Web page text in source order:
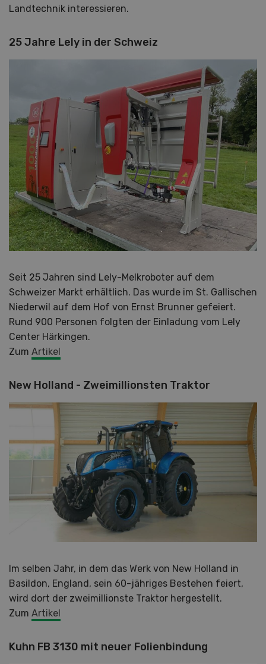
Landtechnik interessieren.
25 Jahre Lely in der Schweiz
Seit 25 Jahren sind Lely-Melkroboter auf dem
Schweizer Markt erhältlich. Das wurde im St. Gallischen
Niederwil auf dem Hof von Ernst Brunner gefeiert.
Rund 900 Personen folgten der Einladung vom Lely
Center Härkingen.
Zum Artikel
New Holland - Zweimillionsten Traktor
Im selben Jahr, in dem das Werk von New Holland in
Basildon, England, sein 60-jähriges Bestehen feiert,
wird dort der zweimillionste Traktor hergestellt.
Zum Artikel
Kuhn FB 3130 mit neuer Folienbindung